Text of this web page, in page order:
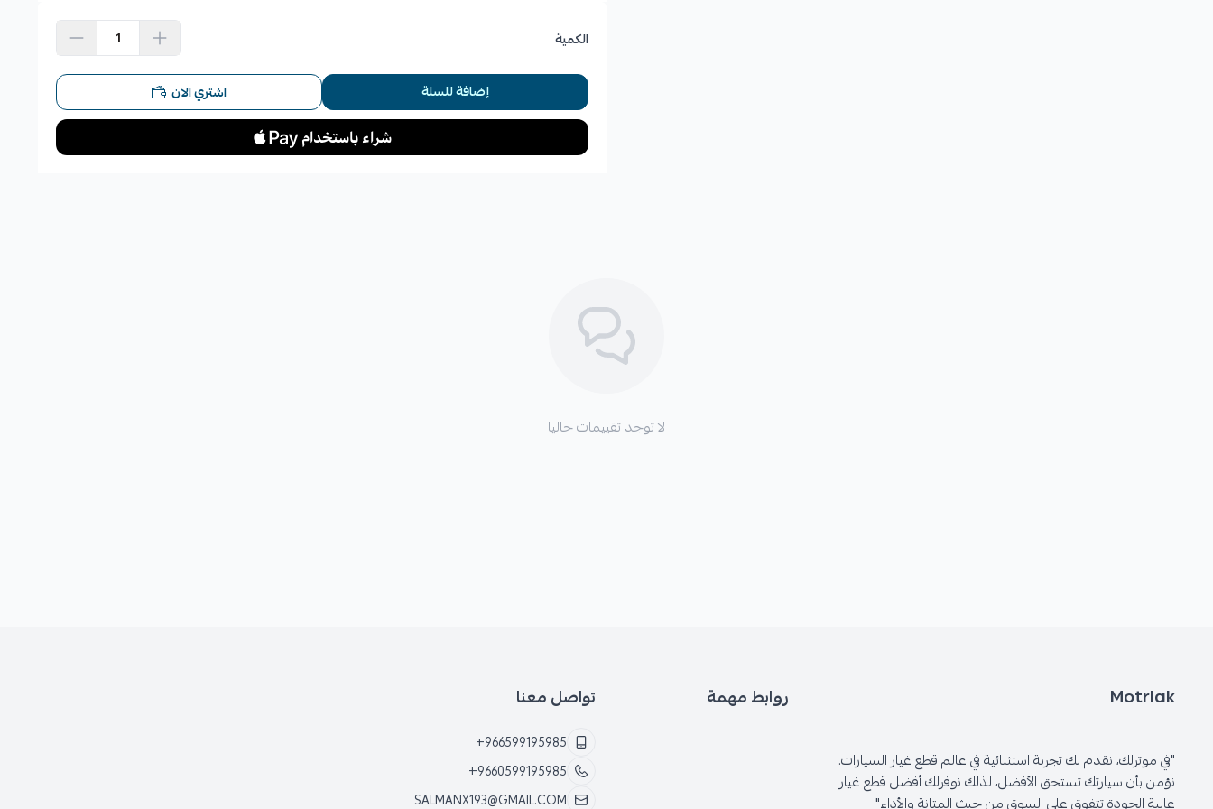
*اهتزازات غير طبيعية في مقدمة السيارة.
الكمية
إضافة للسلة اشتري الآن
لا توجد تقييمات حاليا
Motrlak
"في موترلك، نقدم لك تجربة استثنائية في عالم قطع غيار السيارات.
نؤمن بأن سيارتك تستحق الأفضل، لذلك نوفرلك أفضل قطع غيار
عالية الجودة تتفوق على السوق من حيث المتانة والأداء"
روابط مهمة تواصل معنا
+966599195985
+9660599195985
SALMANX193@GMAIL.COM